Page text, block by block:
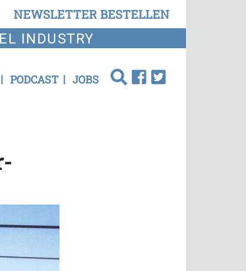
NEWSLETTER BESTELLEN
INDUSTRY
PODCAST JOBS